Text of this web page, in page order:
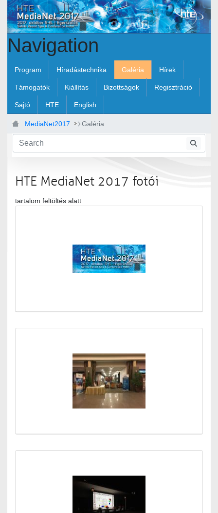
Skip to Main Content
Navigation
Program Híradástechnika Galéria Hírek
Támogatók Kiállítás Bizottságok Regisztráció
Sajtó HTE English
MediaNet2017 Galéria
HTE MediaNet 2017 fotói
tartalom feltöltés alatt